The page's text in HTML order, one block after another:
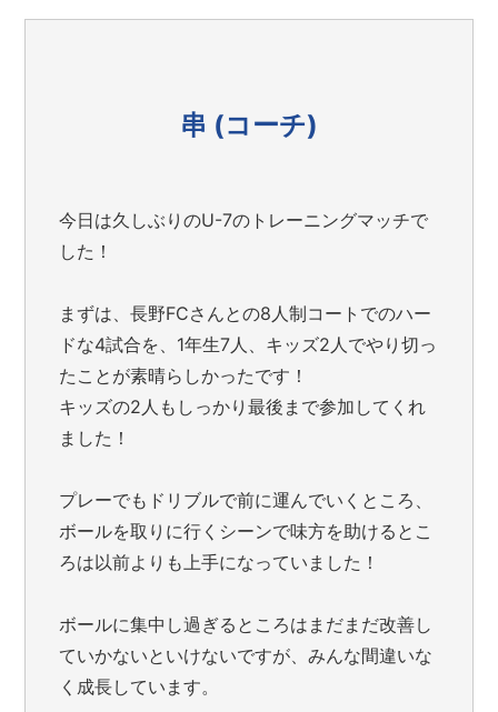
串 (コーチ)
今日は久しぶりのU-7のトレーニングマッチで
した！
まずは、長野FCさんとの8人制コートでのハー
ドな4試合を、1年生7人、キッズ2人でやり切っ
たことが素晴らしかったです！
キッズの2人もしっかり最後まで参加してくれ
ました！
プレーでもドリブルで前に運んでいくところ、
ボールを取りに行くシーンで味方を助けるとこ
ろは以前よりも上手になっていました！
ボールに集中し過ぎるところはまだまだ改善し
ていかないといけないですが、みんな間違いな
く成長しています。